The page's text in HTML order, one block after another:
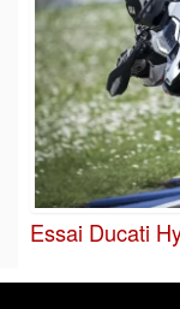
Essai Ducati